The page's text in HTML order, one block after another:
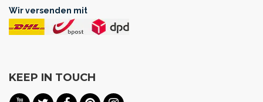
Wir versenden mit
KEEP IN TOUCH